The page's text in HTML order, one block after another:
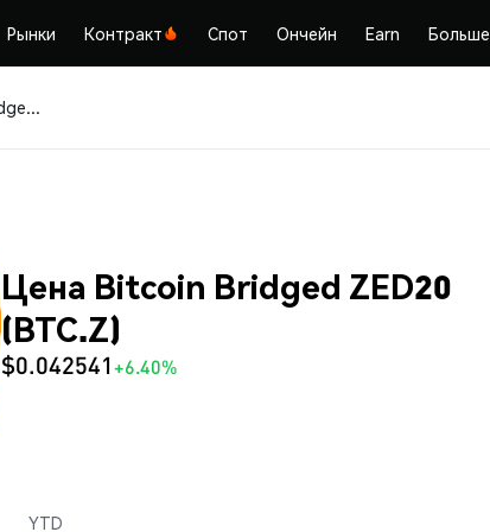
Рынки Контракт Спот Ончейн Earn Больше
BTC.Z (Bitcoin Bridged ZED20)
Цена Bitcoin Bridged ZED20
(BTC.Z)
$0.042541+6.40%
YTD